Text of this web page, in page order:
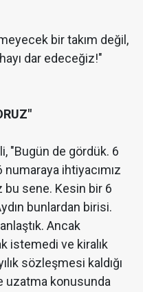
bir takım değil,
dar edeceğiz!"
"Bugün de gördük. 6
ihtiyacımız
bu sene. Kesin bir 6
bunlardan birisi.
Ancak
istemedi ve kiralık
sözleşmesi kaldığı
uzatma konusunda